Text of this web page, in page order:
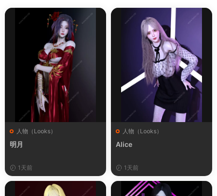
人物（Looks）
明月
1天前
人物（Looks）
Alice
1天前